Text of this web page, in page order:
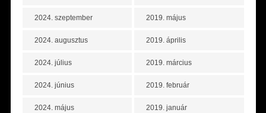
2024. szeptember
2024. augusztus
2024. július
2024. június
2024. május
2019. május
2019. április
2019. március
2019. február
2019. január